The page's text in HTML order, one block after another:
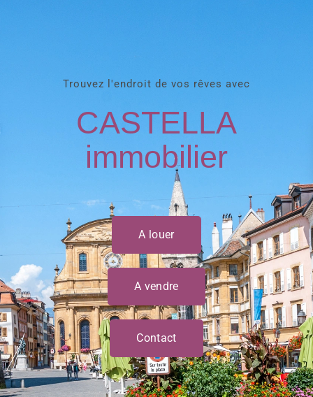
Trouvez l'endroit de vos rêves avec
CASTELLA
immobilier
A louer
A vendre
Contact